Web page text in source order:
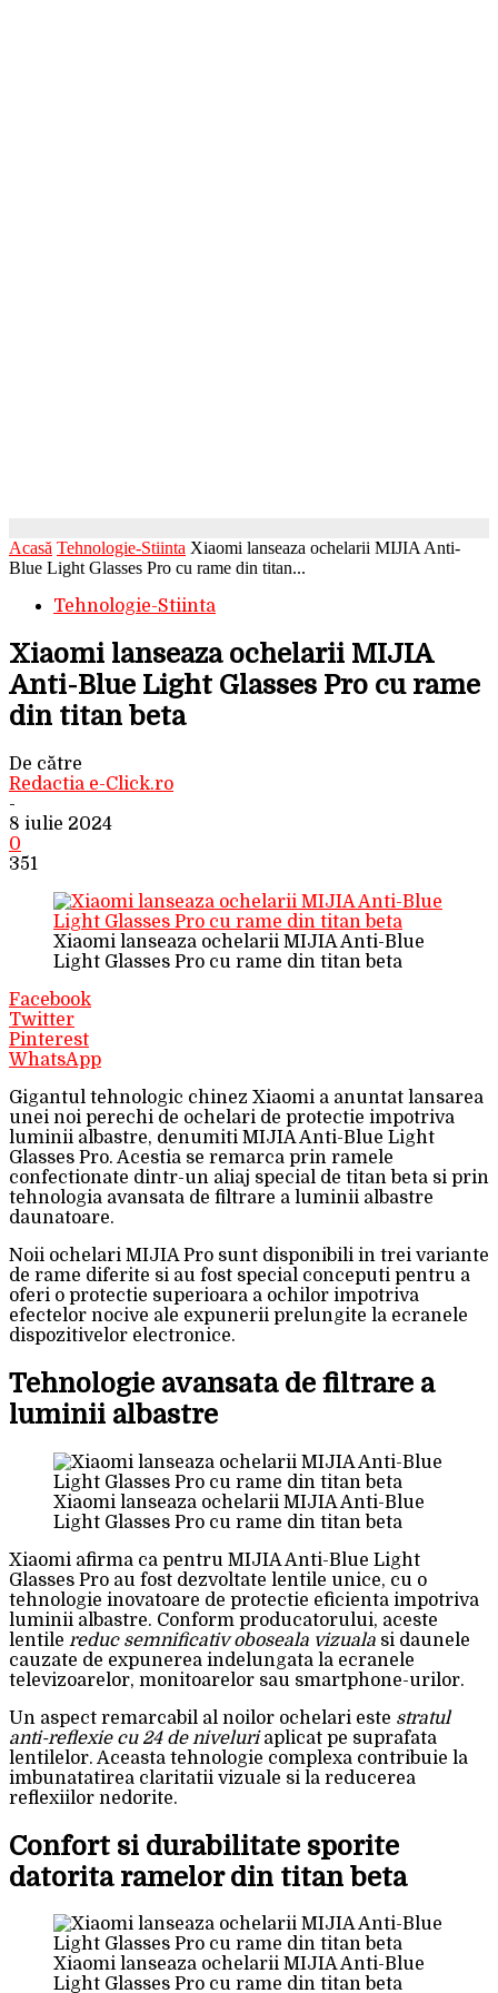
Acasă Tehnologie-Stiinta Xiaomi lanseaza ochelarii MIJIA Anti-
Blue Light Glasses Pro cu rame din titan...
Tehnologie-Stiinta
Xiaomi lanseaza ochelarii MIJIA
Anti-Blue Light Glasses Pro cu rame
din titan beta
De către
Redactia e-Click.ro
-
8 iulie 2024
0
351
Xiaomi lanseaza ochelarii MIJIA Anti-Blue
Light Glasses Pro cu rame din titan beta
Facebook
Twitter
Pinterest
WhatsApp
Gigantul tehnologic chinez Xiaomi a anuntat lansarea
unei noi perechi de ochelari de protectie impotriva
luminii albastre, denumiti MIJIA Anti-Blue Light
Glasses Pro. Acestia se remarca prin ramele
confectionate dintr-un aliaj special de titan beta si prin
tehnologia avansata de filtrare a luminii albastre
daunatoare.
Noii ochelari MIJIA Pro sunt disponibili in trei variante
de rame diferite si au fost special conceputi pentru a
oferi o protectie superioara a ochilor impotriva
efectelor nocive ale expunerii prelungite la ecranele
dispozitivelor electronice.
Tehnologie avansata de filtrare a
luminii albastre
Xiaomi lanseaza ochelarii MIJIA Anti-Blue
Light Glasses Pro cu rame din titan beta
Xiaomi afirma ca pentru MIJIA Anti-Blue Light
Glasses Pro au fost dezvoltate lentile unice, cu o
tehnologie inovatoare de protectie eficienta impotriva
luminii albastre. Conform producatorului, aceste
lentile reduc semnificativ oboseala vizuala si daunele
cauzate de expunerea indelungata la ecranele
televizoarelor, monitoarelor sau smartphone-urilor.
Un aspect remarcabil al noilor ochelari este stratul
anti-reflexie cu 24 de niveluriaplicat pe suprafata
lentilelor. Aceasta tehnologie complexa contribuie la
imbunatatirea claritatii vizuale si la reducerea
reflexiilor nedorite.
Confort si durabilitate sporite
datorita ramelor din titan beta
Xiaomi lanseaza ochelarii MIJIA Anti-Blue
Light Glasses Pro cu rame din titan beta